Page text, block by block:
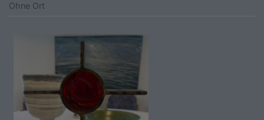
Ohne Ort